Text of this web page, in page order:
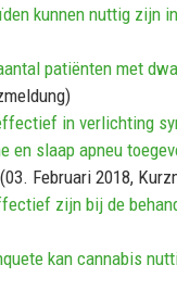
kunnen nuttig zijn
patiënten met
in verlichting
en slaap apneu
(03. Februari 2018,
zijn bij de
kan cannabis